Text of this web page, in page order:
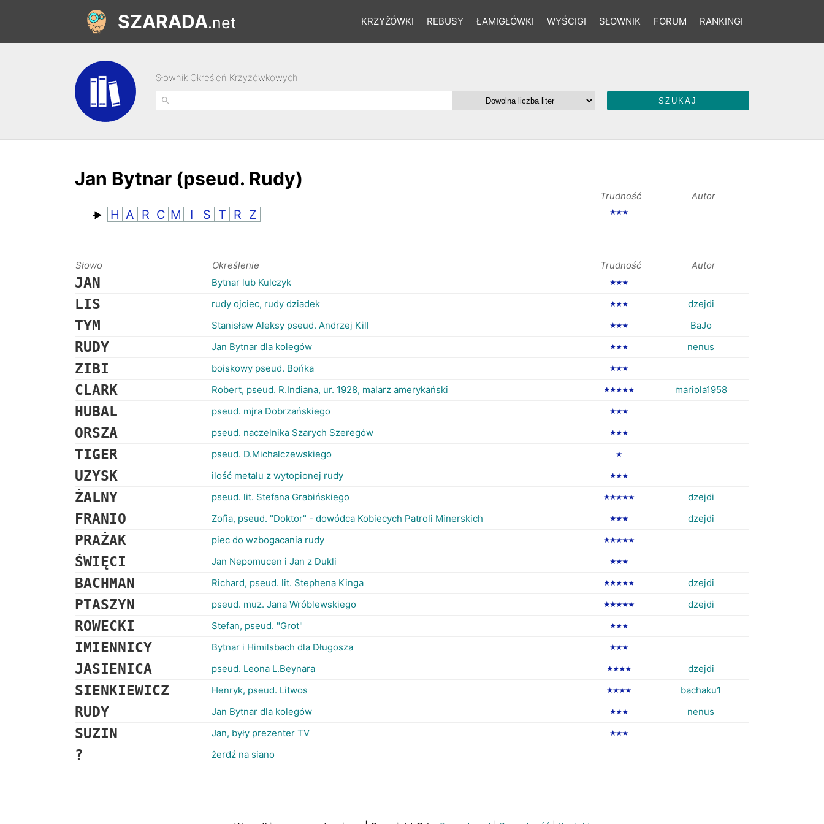
KRZYŻÓWKI REBUSY ŁAMIGŁÓWKI WYŚCIGI SŁOWNIK FORUM RANKINGI
SZARADA.net
Słownik Określeń Krzyżówkowych
Jan Bytnar (pseud. Rudy)
Trudność Autor
H A R C M I S T R Z ★★★
Słowo Określenie Trudność Autor
JAN Bytnar lub Kulczyk ★★★
LIS rudy ojciec, rudy dziadek ★★★ dzejdi
TYM Stanisław Aleksy pseud. Andrzej Kill ★★★ BaJo
RUDY Jan Bytnar dla kolegów ★★★ nenus
ZIBI boiskowy pseud. Bońka ★★★
CLARK Robert, pseud. R.Indiana, ur. 1928, malarz amerykański ★★★★★ mariola1958
HUBAL pseud. mjra Dobrzańskiego ★★★
ORSZA pseud. naczelnika Szarych Szeregów ★★★
TIGER pseud. D.Michalczewskiego ★
UZYSK ilość metalu z wytopionej rudy ★★★
ŻALNY pseud. lit. Stefana Grabińskiego ★★★★★ dzejdi
FRANIO Zofia, pseud. "Doktor" - dowódca Kobiecych Patroli Minerskich ★★★ dzejdi
PRAŻAK piec do wzbogacania rudy ★★★★★
ŚWIĘCI Jan Nepomucen i Jan z Dukli ★★★
BACHMAN Richard, pseud. lit. Stephena Kinga ★★★★★ dzejdi
PTASZYN pseud. muz. Jana Wróblewskiego ★★★★★ dzejdi
ROWECKI Stefan, pseud. "Grot" ★★★
IMIENNICY Bytnar i Himilsbach dla Długosza ★★★
JASIENICA pseud. Leona L.Beynara ★★★★ dzejdi
SIENKIEWICZ Henryk, pseud. Litwos ★★★★ bachaku1
RUDY Jan Bytnar dla kolegów ★★★ nenus
SUZIN Jan, były prezenter TV ★★★
? żerdź na siano